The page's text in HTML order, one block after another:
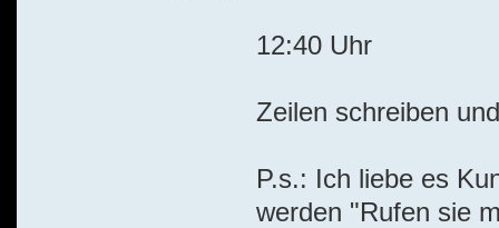
12:40 Uhr
Zeilen schreiben
P.s.: Ich liebe es
werden "Rufen sie